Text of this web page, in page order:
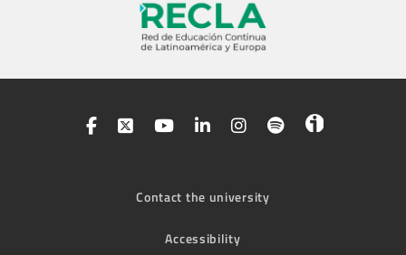
Contact the university
Accessibility